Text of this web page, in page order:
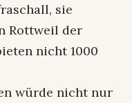
sie
Rottweil der
nicht 1000
würde nicht nur